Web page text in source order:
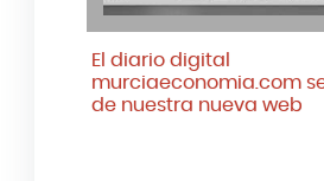
El diario digital
murciaeconomia.com
de nuestra nueva web